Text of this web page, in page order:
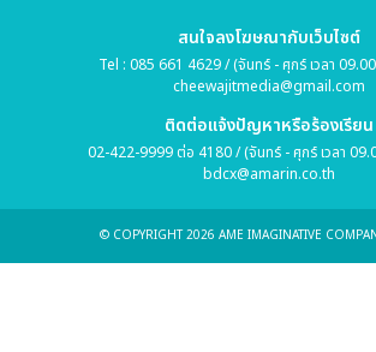
สนใจลงโฆษณากับเว็บไซต์
Tel : 085 661 4629 / (จันทร์ - ศุกร์ เวลา
cheewajitmedia@gmail.com
ติดต่อแจ้งปัญหาหรือร้องเรียน
02-422-9999 ต่อ 4180 / (จันทร์ - ศุกร์ เวลา
bdcx@amarin.co.th
© COPYRIGHT 2026 AME IMAGINATIVE